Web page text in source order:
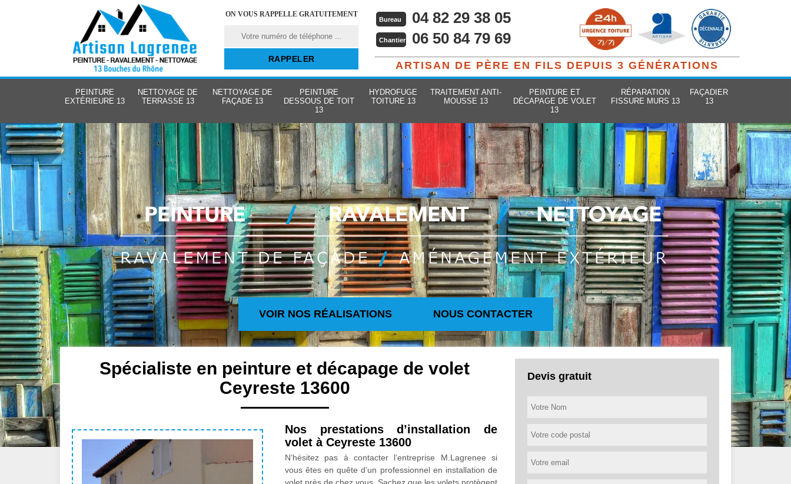
ON VOUS RAPPELLE GRATUITEMENT
Bureau 04 82 29 38 05
Chantier 06 50 84 79 69
ARTISAN DE PÈRE EN FILS DEPUIS 3 GÉNÉRATIONS
PEINTURE
EXTÉRIEURE 13
NETTOYAGE DE
TERRASSE 13
NETTOYAGE DE
FAÇADE 13
PEINTURE
DESSOUS DE TOIT
13
HYDROFUGE
TOITURE 13
TRAITEMENT ANTI-
MOUSSE 13
PEINTURE ET
DÉCAPAGE DE VOLET
13
RÉPARATION
FISSURE MURS 13
FAÇADIER
13
VOIR NOS RÉALISATIONS NOUS CONTACTER
Spécialiste en peinture et décapage de volet
Ceyreste 13600
Nos prestations d’installation de
volet à Ceyreste 13600
N’hésitez pas à contacter l’entreprise M.Lagrenee si
vous êtes en quête d’un professionnel en installation de
Devis gratuit